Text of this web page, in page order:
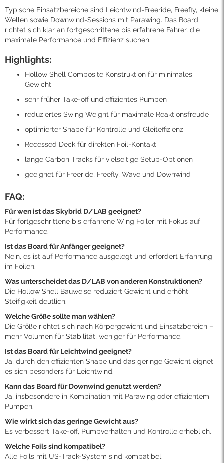
Typische Einsatzbereiche sind Leichtwind-Freeride, Freefly, kleine
Wellen sowie Downwind-Sessions mit Parawing. Das Board
richtet sich klar an fortgeschrittene bis erfahrene Fahrer, die
maximale Performance und Effizienz suchen.
Highlights:
Hollow Shell Composite Konstruktion für minimales
Gewicht
sehr früher Take-off und effizientes Pumpen
reduziertes Swing Weight für maximale Reaktionsfreude
optimierter Shape für Kontrolle und Gleiteffizienz
Recessed Deck für direkten Foil-Kontakt
lange Carbon Tracks für vielseitige Setup-Optionen
geeignet für Freeride, Freefly, Wave und Downwind
FAQ:
Für wen ist das Skybrid D/LAB geeignet?
Für fortgeschrittene bis erfahrene Wing Foiler mit Fokus auf
Performance.
Ist das Board für Anfänger geeignet?
Nein, es ist auf Performance ausgelegt und erfordert Erfahrung
im Foilen.
Was unterscheidet das D/LAB von anderen Konstruktionen?
Die Hollow Shell Bauweise reduziert Gewicht und erhöht
Steifigkeit deutlich.
Welche Größe sollte man wählen?
Die Größe richtet sich nach Körpergewicht und Einsatzbereich –
mehr Volumen für Stabilität, weniger für Performance.
Ist das Board für Leichtwind geeignet?
Ja, durch den effizienten Shape und das geringe Gewicht eignet
es sich besonders für Leichtwind.
Kann das Board für Downwind genutzt werden?
Ja, insbesondere in Kombination mit Parawing oder effizientem
Pumpen.
Wie wirkt sich das geringe Gewicht aus?
Es verbessert Take-off, Pumpverhalten und Kontrolle erheblich.
Welche Foils sind kompatibel?
Alle Foils mit US-Track-System sind kompatibel.